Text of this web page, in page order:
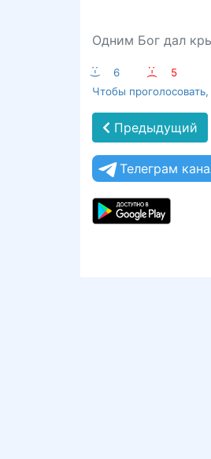
Одним Бог дал
:-) 6 :-(
5
Чтобы
Предыдущий
Телеграм